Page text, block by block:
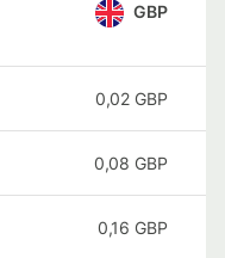
GBP
0,02 GBP
0,08 GBP
0,16 GBP